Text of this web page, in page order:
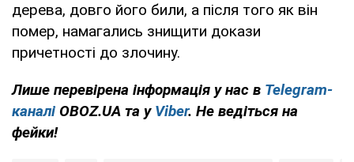
дерева, довго його били, а після того як він
помер, намагались знищити докази
причетності до злочину.
Лише перевірена інформація у нас в Telegram-
каналі OBOZ.UA та у Viber. Не ведіться на
фейки!